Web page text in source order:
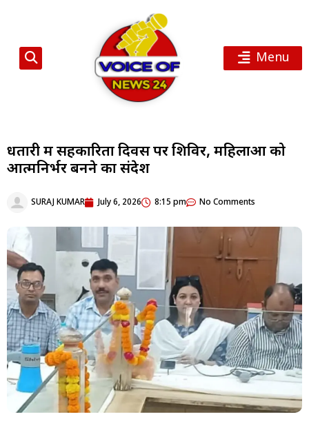
Menu
धतारी में सहकारिता दिवस पर शिविर, महिलाओं को
आत्मनिर्भर बनने का संदेश
SURAJ KUMAR July 6, 2026 8:15 pm No Comments